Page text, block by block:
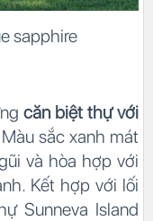
sapphire
căn biệt thự với
Màu sắc xanh mát
và hòa hợp với
Kết hợp với lối
Sunneva Island